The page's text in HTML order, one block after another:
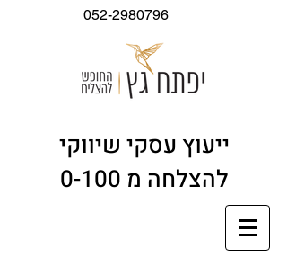
052-2980796
ייעוץ עסקי שיווקי
להצלחה מ 0-100